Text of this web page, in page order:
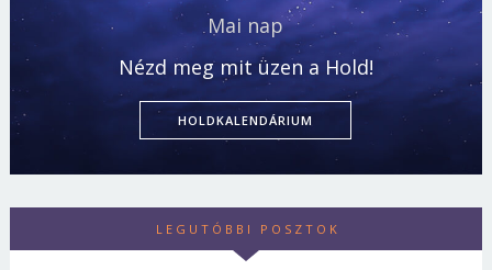
Mai nap
Nézd meg mit üzen a Hold!
HOLDKALENDÁRIUM
LEGUTÓBBI POSZTOK